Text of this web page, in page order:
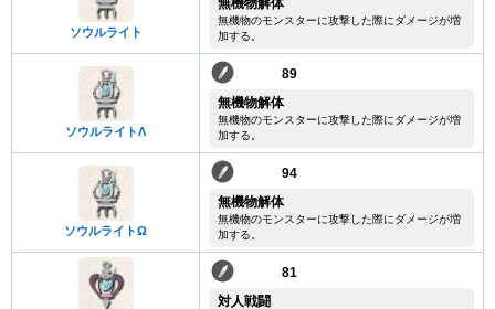
ソウルライト
無機物解体
無機物のモンスターに攻撃した際にダメージが増
加する。
ソウルライトΛ
89
無機物解体
無機物のモンスターに攻撃した際にダメージが増
加する。
ソウルライトΩ
94
無機物解体
無機物のモンスターに攻撃した際にダメージが増
加する。
81
対人戦闘